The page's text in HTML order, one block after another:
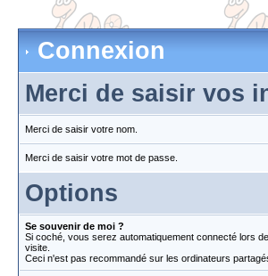
Connexion
Merci de saisir vos
Merci de saisir votre nom.
Merci de saisir votre mot de passe.
Options
Se souvenir de moi ?
Si coché, vous serez automatiquement connecté lors
visite.
Ceci n'est pas recommandé sur les ordinateurs